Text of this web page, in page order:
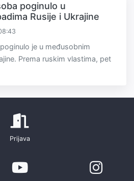
poginulo u
Rusije i Ukrajine
je u međusobnim
Prema ruskim vlastima, pet
Prijava